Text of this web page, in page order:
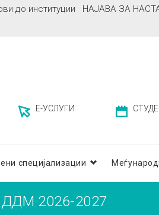
до институции НАЈАВА ЗА
Е-УСЛУГИ
специјализации
2026-2027